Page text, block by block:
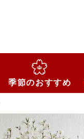
季節のおすすめ